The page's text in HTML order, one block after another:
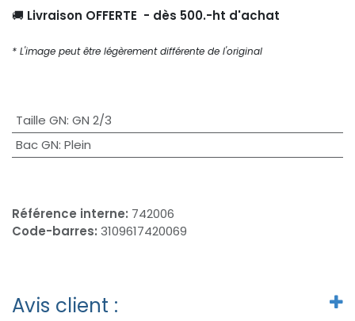
🚚 Livraison OFFERTE - dès 500.-ht d'achat
* L'image peut être légèrement différente de l'original
Taille GN: GN 2/3
Bac GN: Plein
Référence interne: 742006
Code-barres: 3109617420069
Avis client :